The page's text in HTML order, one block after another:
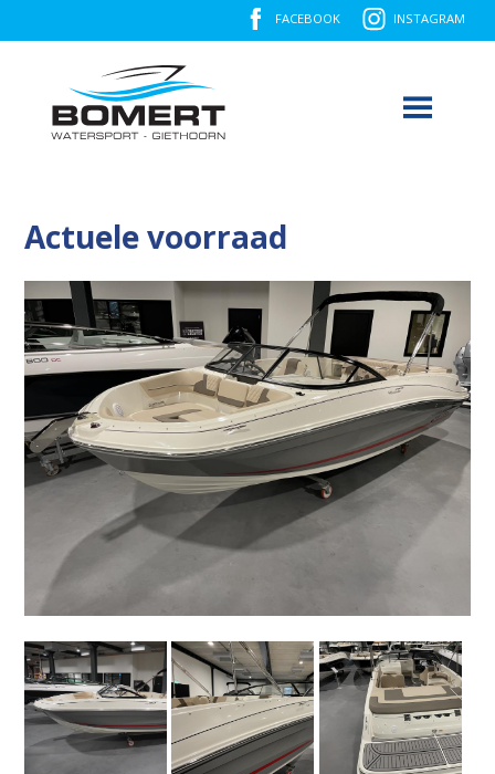
FACEBOOK INSTAGRAM
Actuele voorraad